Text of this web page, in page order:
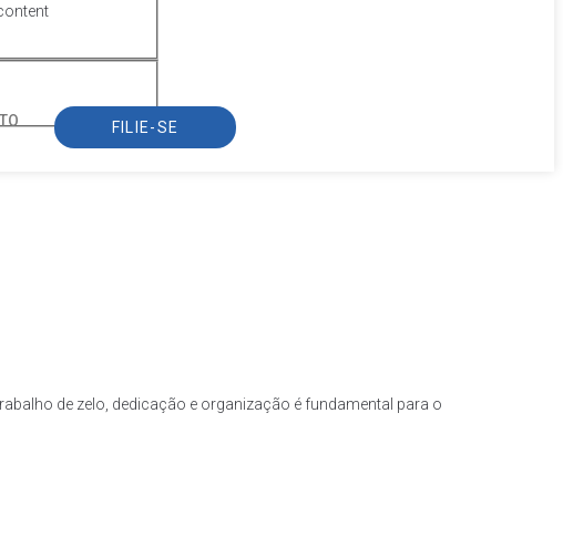
FILIE-SE
de zelo, dedicação e organização é fundamental para o